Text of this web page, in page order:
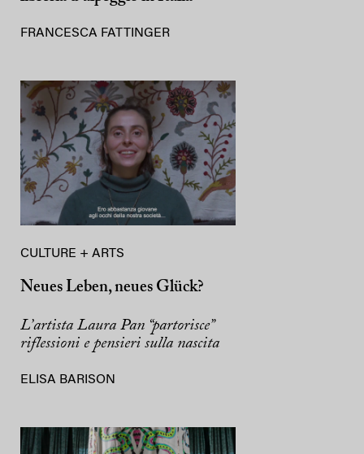
FRANCESCA FATTINGER
CULTURE + ARTS
Neues Leben, neues Glück?
L’artista Laura Pan “partorisce”
riflessioni e pensieri sulla nascita
ELISA BARISON